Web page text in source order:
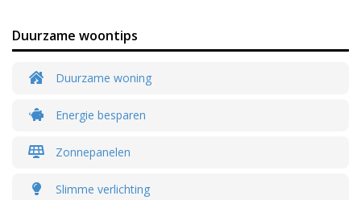
Duurzame woontips
Duurzame woning
Energie besparen
Zonnepanelen
Slimme verlichting